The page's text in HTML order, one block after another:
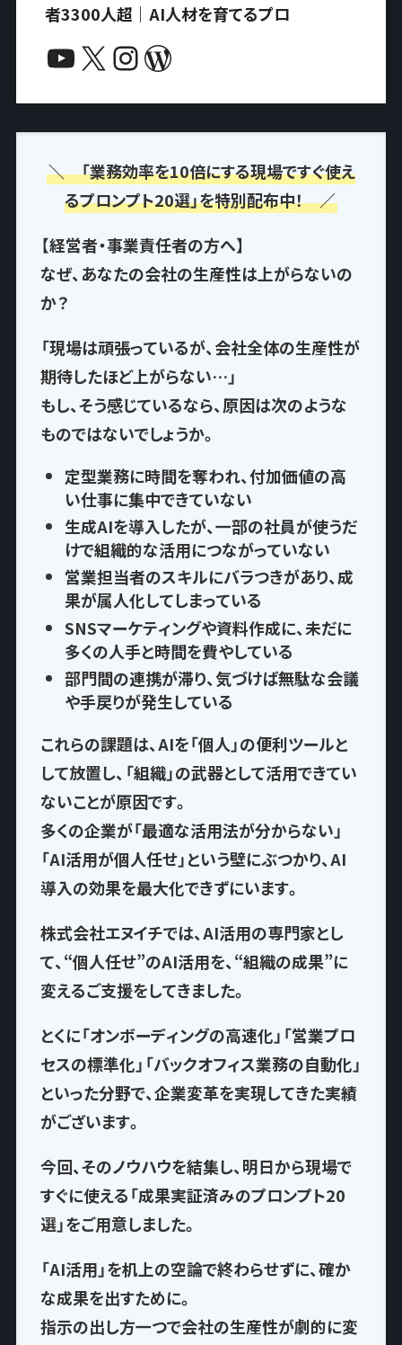
者3300人超｜AI人材を育てるプロ
YouTube X InstagramWordPress
＼ 「業務効率を10倍にする現場ですぐ使え
るプロンプト20選」を特別配布中！ ／
【経営者・事業責任者の方へ】
なぜ、あなたの会社の生産性は上がらないの
か？
「現場は頑張っているが、会社全体の生産性が
期待したほど上がらない…」
もし、そう感じているなら、原因は次のような
ものではないでしょうか。
定型業務に時間を奪われ、付加価値の高
い仕事に集中できていない
生成AIを導入したが、一部の社員が使うだ
けで組織的な活用につながっていない
営業担当者のスキルにバラつきがあり、成
果が属人化してしまっている
SNSマーケティングや資料作成に、未だに
多くの人手と時間を費やしている
部門間の連携が滞り、気づけば無駄な会議
や手戻りが発生している
これらの課題は、AIを「個人」の便利ツールと
して放置し、 「組織」の武器として活用できてい
ないことが原因です。
多くの企業が「最適な活用法が分からない」
「AI活用が個人任せ」という壁にぶつかり、AI
導入の効果を最大化できずにいます。
株式会社エヌイチでは、AI活用の専門家とし
て、“個人任せ”のAI活用を、“組織の成果”に
変えるご支援をしてきました。
とくに「オンボーディングの高速化」「営業プロ
セスの標準化」「バックオフィス業務の自動化」
といった分野で、企業変革を実現してきた実績
がございます。
今回、そのノウハウを結集し、明日から現場で
すぐに使える「成果実証済みのプロンプト20
選」をご用意しました。
「AI活用」を机上の空論で終わらせずに、確か
な成果を出すために。
指示の出し方一つで会社の生産性が劇的に変